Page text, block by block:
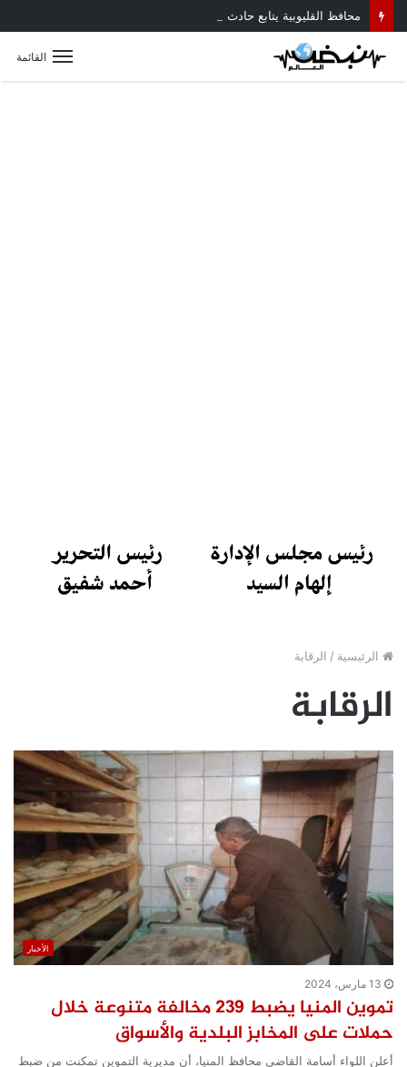
القائمة
الرئيسية / الرقابة
الرقابة
الأخبار
13 مارس، 2024
تموين المنيا يضبط ٢٣٩ مخالفة متنوعة خلال
حملات على المخابز البلدية والأسواق
أعلن اللواء أسامة القاضي محافظ المنيا، أن مديرية التموين تمكنت من ضبط